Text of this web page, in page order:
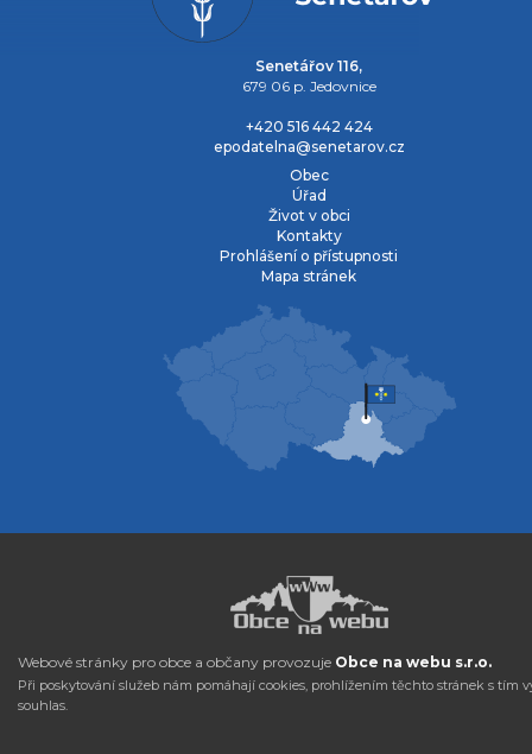
Senetářov 116,
679 06 p. Jedovnice
+420 516 442 424
epodatelna@senetarov.cz
Obec
Úřad
Život v obci
Kontakty
Prohlášení o přístupnosti
Mapa stránek
Webové stránky pro obce a občany provozuje Obce na webu s.r.o.
Při poskytování služeb nám pomáhají cookies, prohlížením těchto stránek s tím
souhlas.